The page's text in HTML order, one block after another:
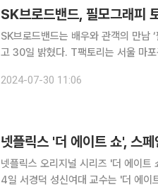
SK브로드밴드, 필모그래피
SK브로드밴드는 배우와 관객의 만남
고 30일 밝혔다. T팩토리는 서울 마
인상을 남기며 관심을 받았다. 이후 ‘
2024-07-30 11:06
넷플릭스 '더 에이트 쇼', 스
넷플릭스 오리지널 시리즈 '더 에이
4일 서경덕 성신여대 교수는 '더 에이